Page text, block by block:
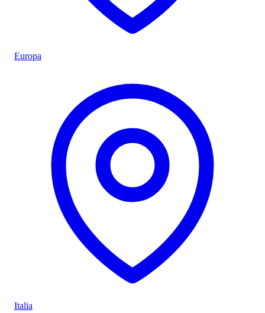
Europa
Italia